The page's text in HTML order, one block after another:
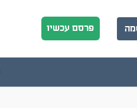
פרסם עכשיו